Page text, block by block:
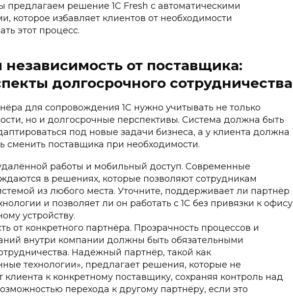
предлагаем решение 1С Fresh с автоматическими
которое избавляет клиентов от необходимости
этот процесс.
независимость от поставщика:
долгосрочного сотрудничества
для сопровождения 1С нужно учитывать не только
но и долгосрочные перспективы. Система должна быть
под новые задачи бизнеса, а у клиента должна
сменить поставщика при необходимости.
работы и мобильный доступ. Современные
в решениях, которые позволяют сотрудникам
из любого места. Уточните, поддерживает ли партнёр
и позволяет ли он работать с 1С без привязки к офису
устройству.
от конкретного партнёра. Прозрачность процессов и
внутри компании должны быть обязательными
Надёжный партнёр, такой как
технологии», предлагает решения, которые не
к конкретному поставщику, сохраняя контроль над
перехода к другому партнёру, если это